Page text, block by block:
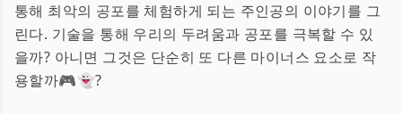
통해 최악의 공포를 체험하게 되는 주인공의 이야기를 그
린다. 기술을 통해 우리의 두려움과 공포를 극복할 수 있
을까? 아니면 그것은 단순히 또 다른 마이너스 요소로 작
용할까🎮👻?